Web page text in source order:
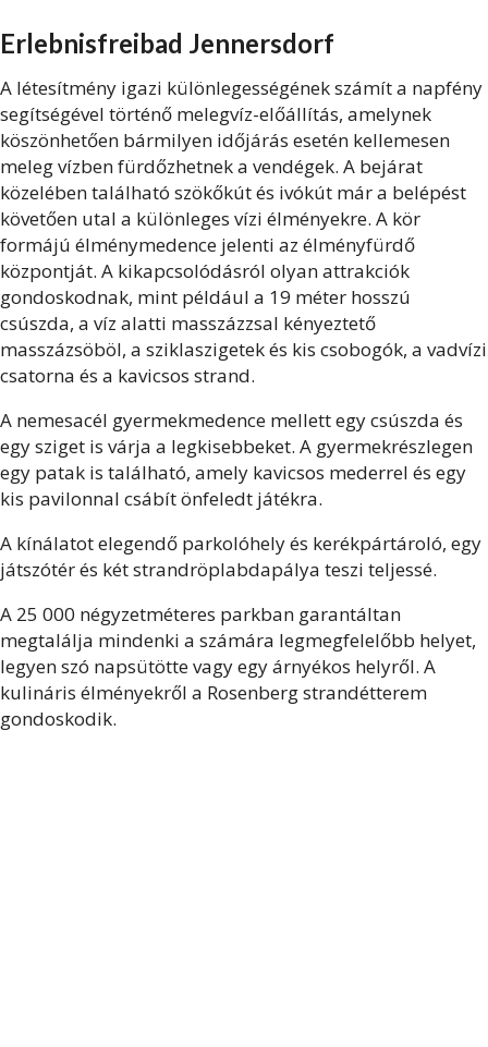
Erlebnisfreibad Jennersdorf
A létesítmény igazi különlegességének számít a napfény
segítségével történő melegvíz-előállítás, amelynek
köszönhetően bármilyen időjárás esetén kellemesen
meleg vízben fürdőzhetnek a vendégek. A bejárat
közelében található szökőkút és ivókút már a belépést
követően utal a különleges vízi élményekre. A kör
formájú élménymedence jelenti az élményfürdő
központját. A kikapcsolódásról olyan attrakciók
gondoskodnak, mint például a 19 méter hosszú
csúszda, a víz alatti masszázzsal kényeztető
masszázsöböl, a sziklaszigetek és kis csobogók, a vadvízi
csatorna és a kavicsos strand.
A nemesacél gyermekmedence mellett egy csúszda és
egy sziget is várja a legkisebbeket. A gyermekrészlegen
egy patak is található, amely kavicsos mederrel és egy
kis pavilonnal csábít önfeledt játékra.
A kínálatot elegendő parkolóhely és kerékpártároló, egy
játszótér és két strandröplabdapálya teszi teljessé.
A 25 000 négyzetméteres parkban garantáltan
megtalálja mindenki a számára legmegfelelőbb helyet,
legyen szó napsütötte vagy egy árnyékos helyről. A
kulináris élményekről a Rosenberg strandétterem
gondoskodik.